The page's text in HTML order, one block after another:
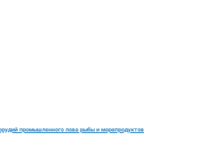
промышленного лова рыбы и морепродуктов